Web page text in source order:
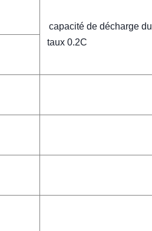
capacité de décharge du
taux 0.2C